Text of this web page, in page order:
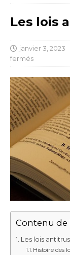
Les lois
janvier 3, 2023
fermés
Contenu de
Les lois
Histoire des